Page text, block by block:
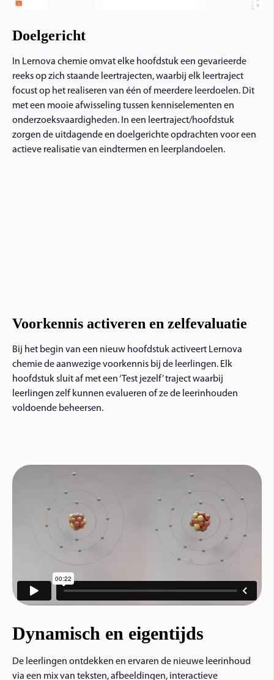
Doelgericht
In Lernova chemie omvat elke hoofdstuk een gevarieerde
reeks op zich staande leertrajecten, waarbij elk leertraject
focust op het realiseren van één of meerdere leerdoelen. Dit
met een mooie afwisseling tussen kenniselementen en
onderzoeksvaardigheden. In een leertraject/hoofdstuk
zorgen de uitdagende en doelgerichte opdrachten voor een
actieve realisatie van eindtermen en leerplandoelen.
Voorkennis activeren en zelfevaluatie
Bij het begin van een nieuw hoofdstuk activeert Lernova
chemie de aanwezige voorkennis bij de leerlingen. Elk
hoofdstuk sluit af met een ‘Test jezelf’ traject waarbij
leerlingen zelf kunnen evalueren of ze de leerinhouden
voldoende beheersen.
Dynamisch en eigentijds
De leerlingen ontdekken en ervaren de nieuwe leerinhoud
via een mix van teksten, afbeeldingen, interactieve